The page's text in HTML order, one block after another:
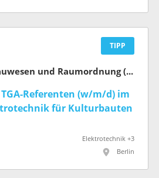
TIPP
Bundesamt für Bauwesen und Raumordnung (BBR)
Referenten (w/m/d) im
für Kultur­bauten
Elektrotechnik +3
Berlin